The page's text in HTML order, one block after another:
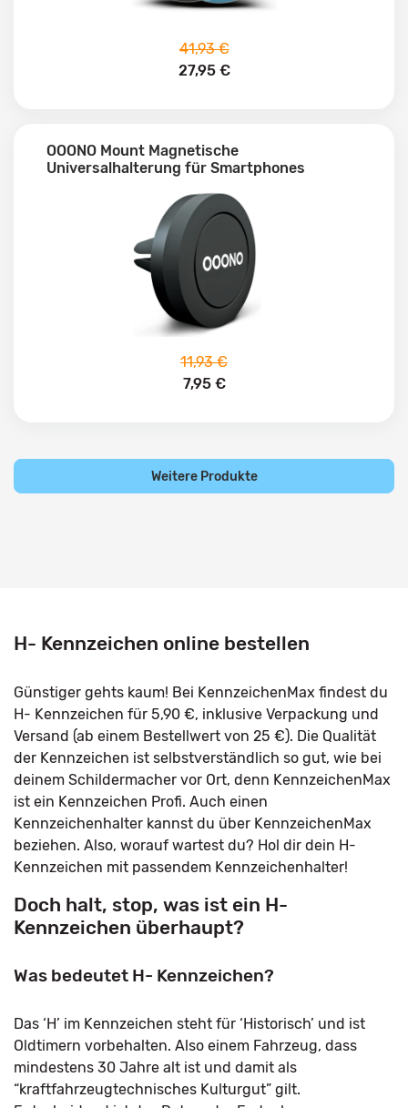
41,93 €
27,95 €
OOONO Mount Magnetische
Universalhalterung für Smartphones
11,93 €
7,95 €
Weitere Produkte
H- Kennzeichen online bestellen
Günstiger gehts kaum! Bei KennzeichenMax findest du
H- Kennzeichen für 5,90 €, inklusive Verpackung und
Versand (ab einem Bestellwert von 25 €). Die Qualität
der Kennzeichen ist selbstverständlich so gut, wie bei
deinem Schildermacher vor Ort, denn KennzeichenMax
ist ein Kennzeichen Profi. Auch einen
Kennzeichenhalter kannst du über KennzeichenMax
beziehen. Also, worauf wartest du? Hol dir dein H-
Kennzeichen mit passendem Kennzeichenhalter!
Doch halt, stop, was ist ein H-
Kennzeichen überhaupt?
Was bedeutet H- Kennzeichen?
Das ‘H’ im Kennzeichen steht für ‘Historisch’ und ist
Oldtimern vorbehalten. Also einem Fahrzeug, dass
mindestens 30 Jahre alt ist und damit als
“kraftfahrzeugtechnisches Kulturgut” gilt.